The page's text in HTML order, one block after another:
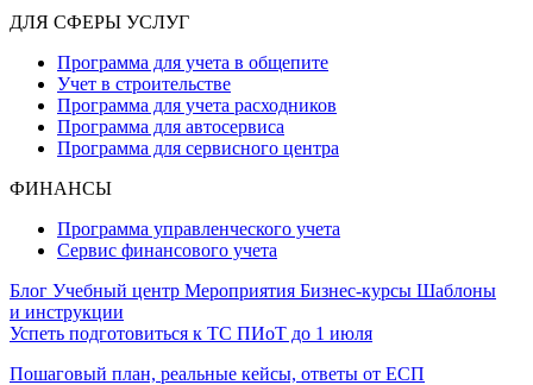
ДЛЯ СФЕРЫ УСЛУГ
Программа для учета в общепите
Учет в строительстве
Программа для учета расходников
Программа для автосервиса
Программа для сервисного центра
ФИНАНСЫ
Программа управленческого учета
Сервис финансового учета
Блог Учебный центр Мероприятия Бизнес-курсы Шаблоны
и инструкции
Успеть подготовиться к ТС ПИоТ до 1 июля
Пошаговый план, реальные кейсы, ответы от ЕСП